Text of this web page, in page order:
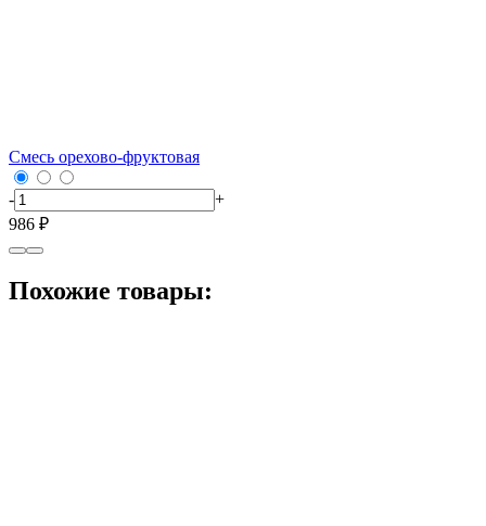
Смесь орехово-фруктовая
-
+
986 ₽
Похожие товары: